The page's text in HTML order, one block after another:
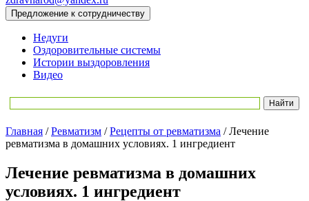
Предложение к сотрудничеству
Недуги
Оздоровительные системы
Истории выздоровления
Видео
Главная /Ревматизм /Рецепты от ревматизма /Лечение
ревматизма в домашних условиях. 1 ингредиент
Лечение ревматизма в домашних
условиях. 1 ингредиент